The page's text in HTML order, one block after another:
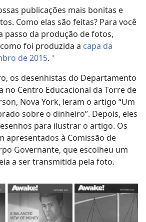
publicações mais bonitas e
Como elas são feitas? Para você
passo da produção de fotos,
foi produzida a capa da
de 2015. a
os desenhistas do Departamento
no Centro Educacional da Torre de
Nova York, leram o artigo “Um
sobre o dinheiro”. Depois, eles
para ilustrar o artigo. Os
apresentados à Comissão de
Governante, que escolheu um
a ser transmitida pela foto.